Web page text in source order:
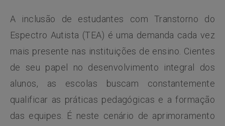
A inclusão de estudantes com Transtorno do
Espectro Autista (TEA) é uma demanda cada vez
mais presente nas instituições de ensino. Cientes
de seu papel no desenvolvimento integral dos
alunos, as escolas buscam constantemente
qualificar as práticas pedagógicas e a formação
das equipes. É neste cenário de aprimoramento